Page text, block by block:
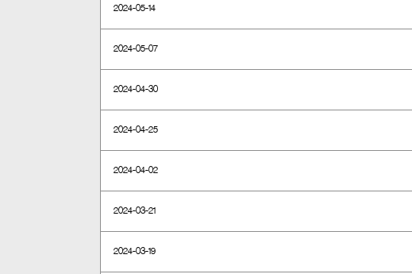
2024-05-14
2024-05-07
2024-04-30
2024-04-25
2024-04-02
2024-03-21
2024-03-19